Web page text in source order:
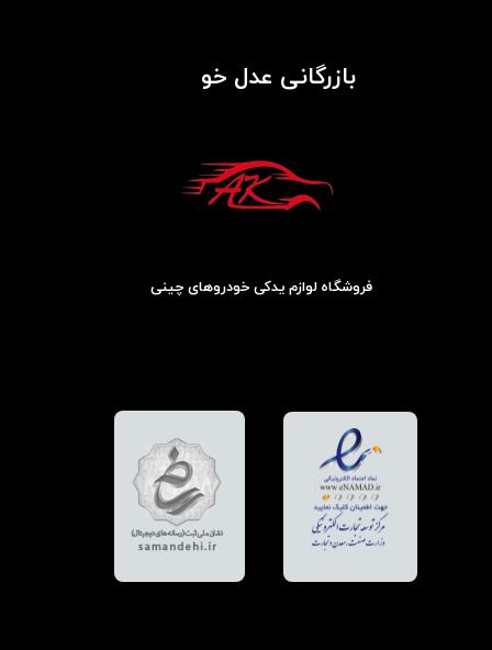
بازرگانی عدل خو
فروشگاه لوازم یدکی خودروهای چینی